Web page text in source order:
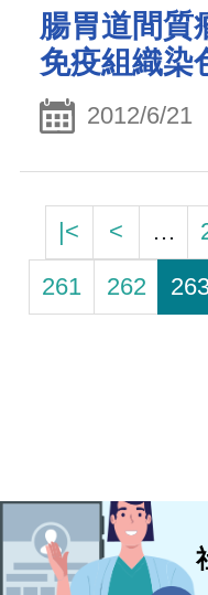
腸胃道間
免疫組織染
2012/6/21
|< < …
261
262